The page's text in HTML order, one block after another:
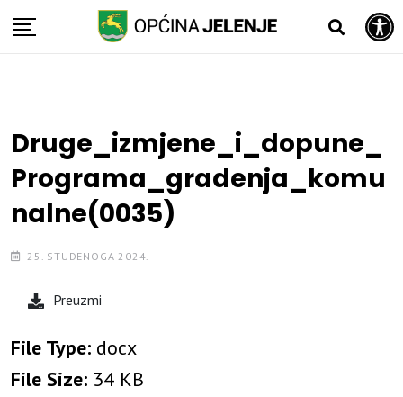
Open toolbar
Skip
Druge_izmjene_i_dopune_
Programa_gradenja_komu
nalne(0035)
25. STUDENOGA 2024.
Preuzmi
File Type: docx
File Size: 34 KB